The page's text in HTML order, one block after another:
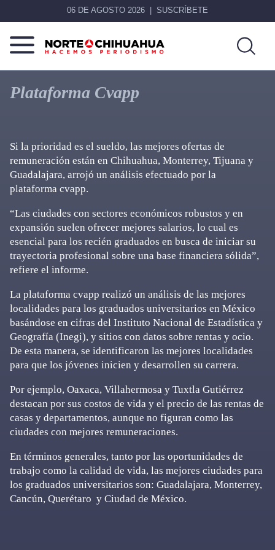
06 DE AGOSTO 2026 SUSCRÍBETE
Norte
De
Chihuahua
Más
que
noticias,
Plataforma Cvapp
Si la prioridad es el sueldo, las mejores ofertas de
remuneración están en Chihuahua, Monterrey, Tijuana y
Guadalajara, arrojó un análisis efectuado por la
plataforma cvapp.
“Las ciudades con sectores económicos robustos y en
expansión suelen ofrecer mejores salarios, lo cual es
esencial para los recién graduados en busca de iniciar su
trayectoria profesional sobre una base financiera sólida”,
refiere el informe.
La plataforma cvapp realizó un análisis de las mejores
localidades para los graduados universitarios en México
basándose en cifras del Instituto Nacional de Estadística y
Geografía (Inegi), y sitios con datos sobre rentas y ocio.
De esta manera, se identificaron las mejores localidades
para que los jóvenes inicien y desarrollen su carrera.
Por ejemplo, Oaxaca, Villahermosa y Tuxtla Gutiérrez
destacan por sus costos de vida y el precio de las rentas de
casas y departamentos, aunque no figuran como las
ciudades con mejores remuneraciones.
En términos generales, tanto por las oportunidades de
trabajo como la calidad de vida, las mejores ciudades para
los graduados universitarios son: Guadalajara, Monterrey,
Cancún, Querétaro y Ciudad de México.